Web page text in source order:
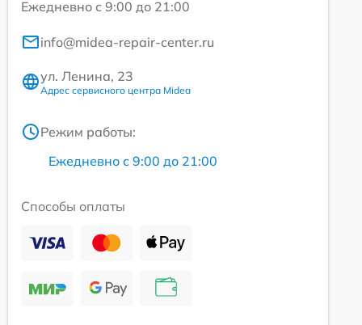
Ежедневно с 9:00 до 21:00
info@midea-repair-center.ru
ул. Ленина, 23
Адрес сервисного центра Midea
Режим работы:
Ежедневно с 9:00 до 21:00
Способы оплаты